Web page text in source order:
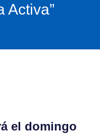
Activa”
el domingo